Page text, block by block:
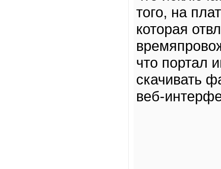
того, на
которая
что портал
скачивать
веб-